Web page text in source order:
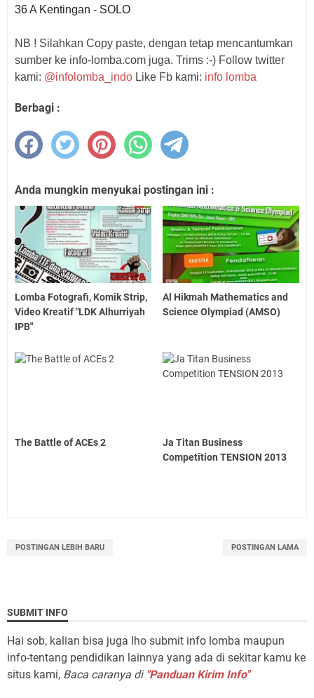
36 A Kentingan - SOLO
NB ! Silahkan Copy paste, dengan tetap mencantumkan
sumber ke info-lomba.com juga. Trims :-) Follow twitter
kami: @infolomba_indo Like Fb kami: info lomba
Berbagi :
Anda mungkin menyukai postingan ini :
Lomba Fotografi, Komik Strip,
Video Kreatif "LDK Alhurriyah
IPB"
Al Hikmah Mathematics and
Science Olympiad (AMSO)
The Battle of ACEs 2
Ja Titan Business
Competition TENSION 2013
POSTINGAN LEBIH BARU POSTINGAN LAMA
SUBMIT INFO
Hai sob, kalian bisa juga lho submit info lomba maupun
info-tentang pendidikan lainnya yang ada di sekitar kamu ke
situs kami, Baca caranya di "Panduan Kirim Info"